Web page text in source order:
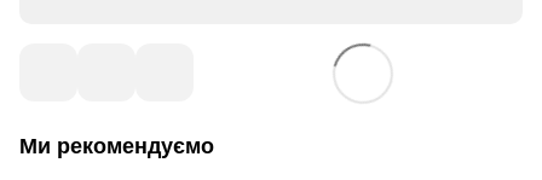
Ми рекомендуємо